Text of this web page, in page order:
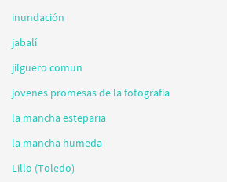
inundación
jabalí
jilguero comun
jovenes promesas de la fotografia
la mancha esteparia
la mancha humeda
Lillo (Toledo)